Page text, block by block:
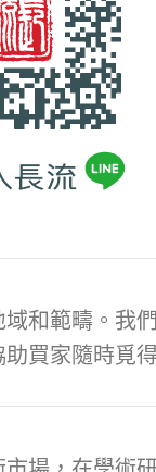
和範疇。我
買家隨時覓